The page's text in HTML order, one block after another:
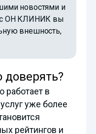
новостями и
с ОН КЛИНИК вы
внешность,
в
уже более
рейтингов и